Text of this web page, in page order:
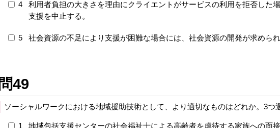
4
利用者負担の大きさを理由にクライエントがサービスの利用を拒否した
支援を中止する。
5 社会資源の不足により支援が困難な場合には、社会資源の開発が求められ
問49
ソーシャルワークにおける地域援助技術として、より適切なものはどれか。3つ
1 地域包括支援センターの社会福祉士による高齢者を虐待する家族への面接